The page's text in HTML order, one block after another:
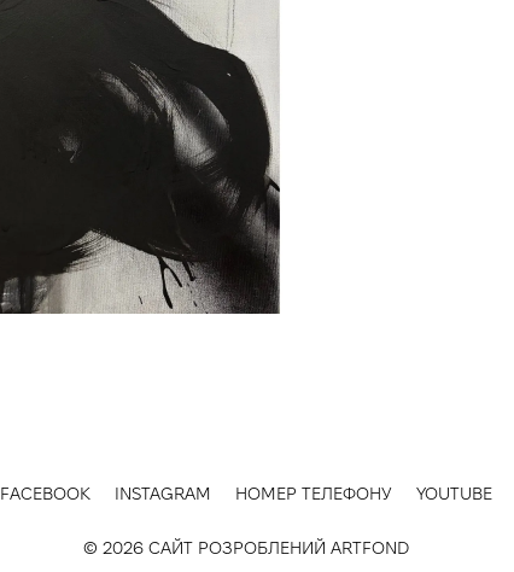
FACEBOOK INSTAGRAM НОМЕР ТЕЛЕФОНУ YOUTUBE
© 2026 САЙТ РОЗРОБЛЕНИЙ ARTFOND